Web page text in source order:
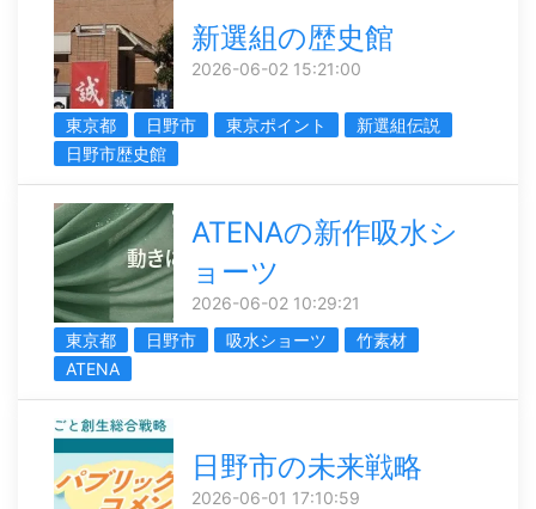
新選組の歴史館
2026-06-02 15:21:00
東京都 日野市 東京ポイント
新選組伝説
日野市歴史館
ATENAの新作吸水シ
ョーツ
2026-06-02 10:29:21
東京都
日野市 吸水ショーツ
竹素材
ATENA
日野市の未来戦略
2026-06-01 17:10:59